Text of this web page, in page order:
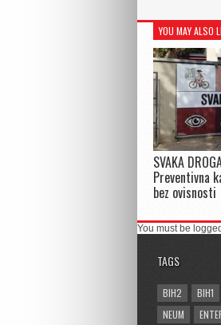
YOU MAY ALSO
SVAKA
Preventivna
bez ovisnosti
You must be
TAGS
BIH2 BIH1
NEUM